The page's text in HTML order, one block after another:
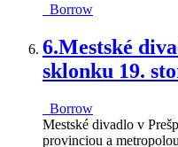
Borrow
6.Mestské
sklonku 19.
Borrow
Mestské divadlo v
provinciou a